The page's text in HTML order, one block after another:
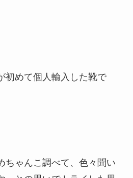
初めて個人輸入した靴で
ちゃんこ調べて、色々聞い